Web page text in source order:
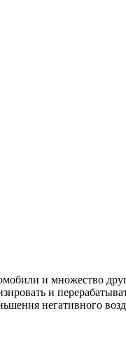
и множество
и
негативного